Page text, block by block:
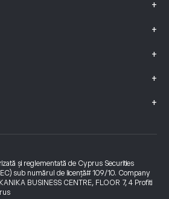
+
+
+
+
+
și reglementată de Cyprus Securities
sub numărul de licență# 109/10. Company
BUSINESS CENTRE, FLOOR 7, 4 Profiti